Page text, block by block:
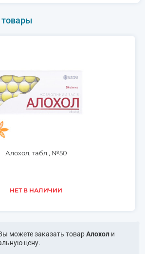
Алохол, табл., №50
НЕТ В НАЛИЧИИ
можете заказать товарАлохол и
цену.